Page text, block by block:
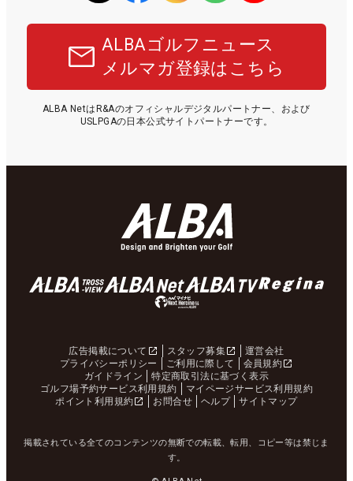
ALBAゴルフニュース
メルマガ登録はこちら
ALBA NetはR&Aのオフィシャルデジタルパートナー、および
USLPGAの日本公式サイトパートナーです。
広告掲載について スタッフ募集
運営会社
プライバシーポリシー
ご利用に際して
会員規約
ガイドライン
特定商取引法に基づく表示
ゴルフ場予約サービス利用規約
マイページサービス利用規約
ポイント利用規約
お問合せ ヘルプ サイトマップ
掲載されている全てのコンテンツの無断での転載、転用、コピー等は禁じま
す。